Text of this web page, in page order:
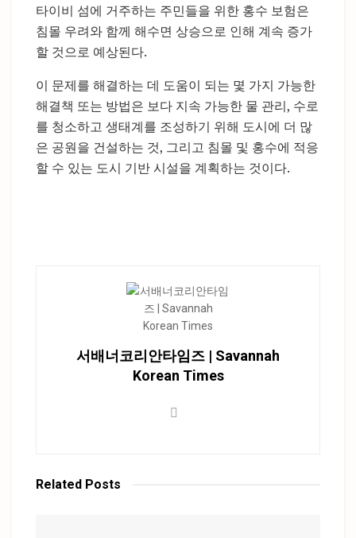
타이비 섬에 거주하는 주민들을 위한 홍수 보험은
침몰 우려와 함께 해수면 상승으로 인해 계속 증가
할 것으로 예상된다.
이 문제를 해결하는 데 도움이 되는 몇 가지 가능한
해결책 또는 방법은 보다 지속 가능한 물 관리, 수로
를 청소하고 생태계를 조성하기 위해 도시에 더 많
은 공원을 건설하는 것, 그리고 침몰 및 홍수에 적응
할 수 있는 도시 기반 시설을 계획하는 것이다.
서배너코리안타임즈 | Savannah
Korean Times
Related Posts